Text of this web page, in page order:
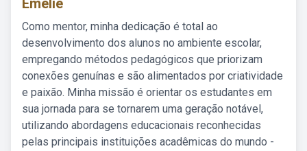
Emelie
Como mentor, minha dedicação é total ao
desenvolvimento dos alunos no ambiente escolar,
empregando métodos pedagógicos que priorizam
conexões genuínas e são alimentados por criatividade
e paixão. Minha missão é orientar os estudantes em
sua jornada para se tornarem uma geração notável,
utilizando abordagens educacionais reconhecidas
pelas principais instituições acadêmicas do mundo -